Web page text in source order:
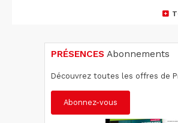
PRÉSENCES Abonnements
Découvrez toutes les offres de
Abonnez-vous